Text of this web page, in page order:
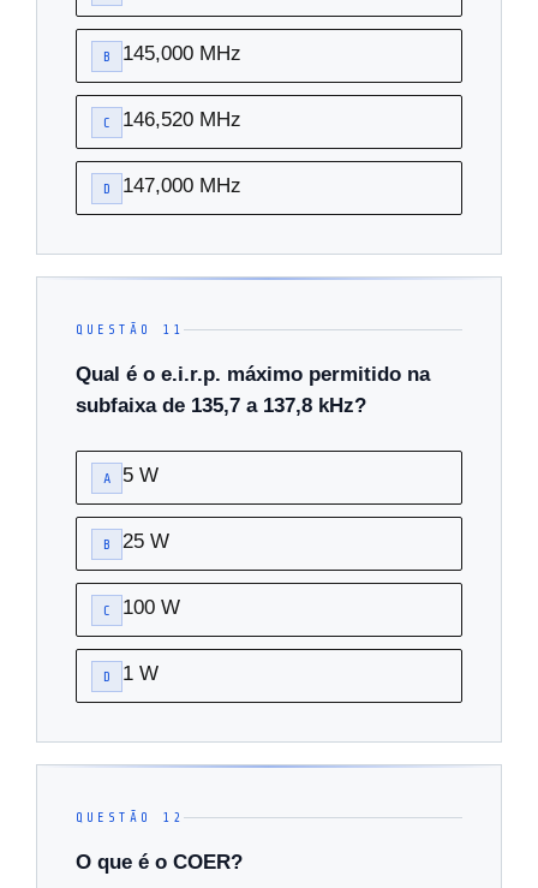
B 145,000 MHz
C 146,520 MHz
D 147,000 MHz
QUESTÃO 11
Qual é o e.i.r.p. máximo permitido na
subfaixa de 135,7 a 137,8 kHz?
A 5 W
B 25 W
C 100 W
D 1 W
QUESTÃO 12
O que é o COER?